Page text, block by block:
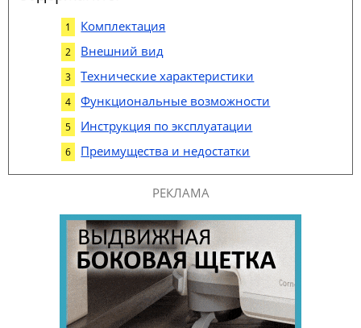
Комплектация
Внешний вид
Технические характеристики
Функциональные возможности
Инструкция по эксплуатации
Преимущества и недостатки
РЕКЛАМА